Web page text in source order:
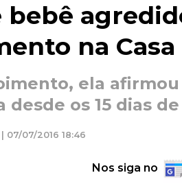
bebê
na
ela
desde os 15 dias
07/07/2016 18:46
Nos siga no